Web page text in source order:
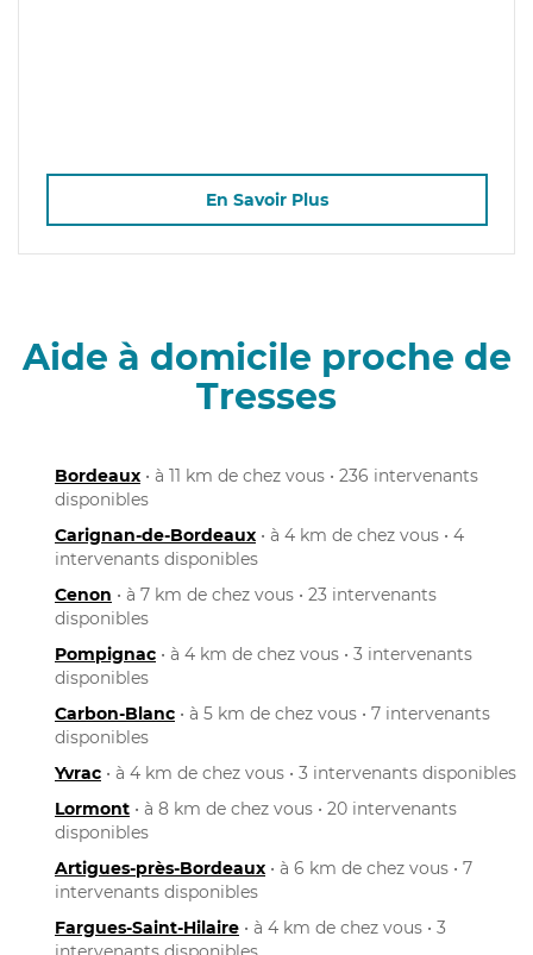
En Savoir Plus
Aide à domicile proche de
Tresses
Bordeaux • à 11 km de chez vous • 236 intervenants
disponibles
Carignan-de-Bordeaux • à 4 km de chez vous • 4
intervenants disponibles
Cenon • à 7 km de chez vous • 23 intervenants
disponibles
Pompignac • à 4 km de chez vous • 3 intervenants
disponibles
Carbon-Blanc • à 5 km de chez vous • 7 intervenants
disponibles
Yvrac • à 4 km de chez vous • 3 intervenants disponibles
Lormont • à 8 km de chez vous • 20 intervenants
disponibles
Artigues-près-Bordeaux • à 6 km de chez vous • 7
intervenants disponibles
Fargues-Saint-Hilaire • à 4 km de chez vous • 3